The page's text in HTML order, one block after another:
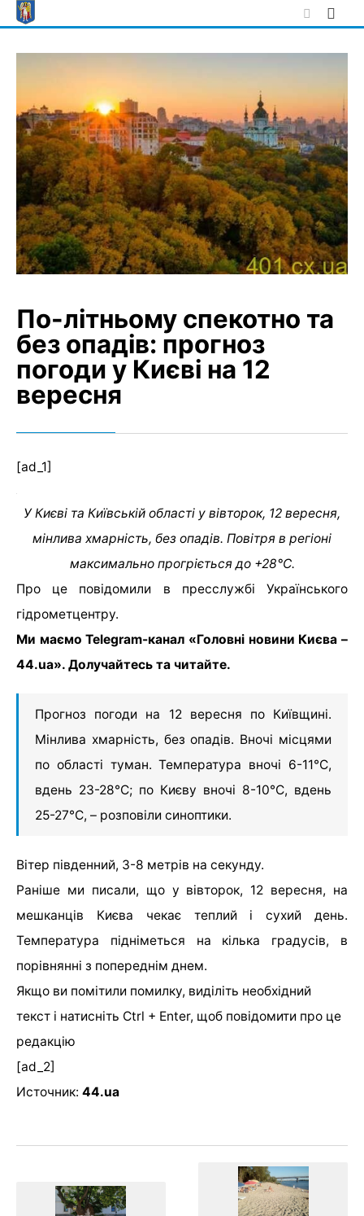
Skip
to
По-літньому спекотно та
без опадів: прогноз
погоди у Києві на 12
вересня
[ad_1]
У Києві та Київській області у вівторок, 12 вересня,
мінлива хмарність, без опадів. Повітря в регіоні
максимально прогріється до +28°С.
Про це повідомили в пресслужбі Українського
гідрометцентру.
Ми маємо Telegram-канал «Головні новини Києва –
44.ua». Долучайтесь та читайте.
Прогноз погоди на 12 вересня по Київщині.
Мінлива хмарність, без опадів. Вночі місцями
по області туман. Температура вночі 6-11°С,
вдень 23-28°С; по Києву вночі 8-10°С, вдень
25-27°С, – розповіли синоптики.
Вітер південний, 3-8 метрів на секунду.
Раніше ми писали, що у вівторок, 12 вересня, на
мешканців Києва чекає теплий і сухий день.
Температура підніметься на кілька градусів, в
порівнянні з попереднім днем.
Якщо ви помітили помилку, виділіть необхідний
текст і натисніть Ctrl + Enter, щоб повідомити про це
редакцію
[ad_2]
Источник: 44.ua